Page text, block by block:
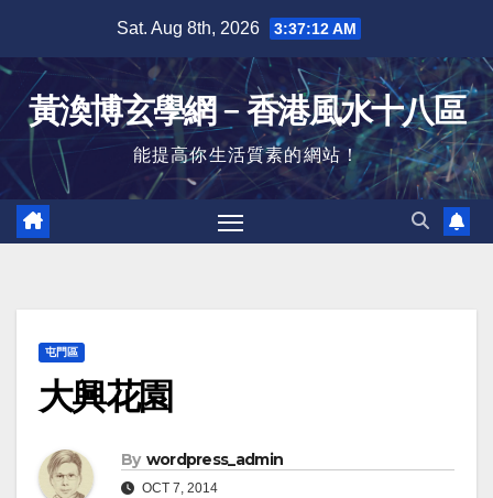
content
Sat. Aug 8th, 2026 3:37:12 AM
黃渙博玄學網﹣香港風水十八區
能提高你生活質素的網站！
屯門區
大興花園
By wordpress_admin
OCT 7, 2014